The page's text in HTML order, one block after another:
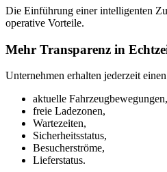
Die Einführung einer intelligenten
operative Vorteile.
Mehr Transparenz in
Unternehmen erhalten jederzeit
aktuelle Fahrzeugbewegungen,
freie Ladezonen,
Wartezeiten,
Sicherheitsstatus,
Besucherströme,
Lieferstatus.